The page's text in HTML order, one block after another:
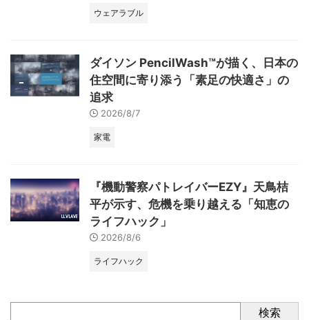
ウェアラブル
ダイソン PencilWash™が描く、日本の
住空間に寄り添う「素足の快適さ」の
追求
2026/8/7
家電
『機動警察パトレイバーEZY』天鳥桔
平が示す、危機を乗り越える「知恵の
ライフハック」
2026/8/6
ライフハック
検索